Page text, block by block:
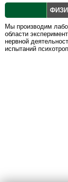
Мы производим
области
нервной
испытаний